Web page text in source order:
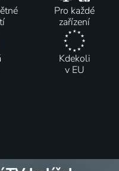
Pro každé
zařízení
Kdekoli
v EU